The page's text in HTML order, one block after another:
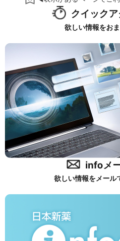
クイック
欲しい情報をお
infoメ
欲しい情報をメール